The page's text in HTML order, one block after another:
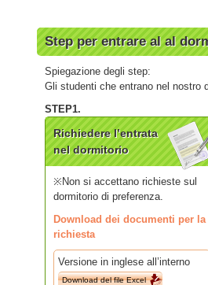
Step per entrare al al
Spiegazione degli step:
Gli studenti che entrano nel nostro
Richiedere l’entrata
nel dormitorio
※Non si accettano richieste sul
dormitorio di preferenza.
Download dei documenti per la
richiesta
Versione in inglese all’interno
Download del file Excel